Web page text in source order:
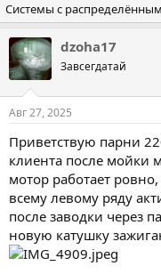
т
о
р
т
е
м
ы
т
а
н
а
ч
а
Системы с
dzoha17
Завсегдатай
Авг 27, 2025
Приветствую парни
клиента после мойки
мотор работает
всему левому ряду
после заводки через
новую катушку